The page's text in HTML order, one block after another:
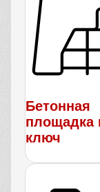
Бетонная
площадка
ключ